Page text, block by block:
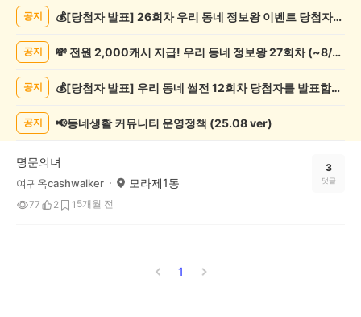
서/
시
공지 💰[당첨자 발표] 26회차 우리 동네 정보왕 이벤트 당첨자를 발표합니다!
공지 💸 전원 2,000캐시 지급! 우리 동네 정보왕 27회차 (~8/10)
공지 💰[당첨자 발표] 우리 동네 썰전 12회차 당첨자를 발표합니다!
공지 📢동네생활 커뮤니티 운영정책 (25.08 ver)
명문의녀
여귀옥cashwalker 모라제1동
77 2 1 5개월 전
3
댓글
1